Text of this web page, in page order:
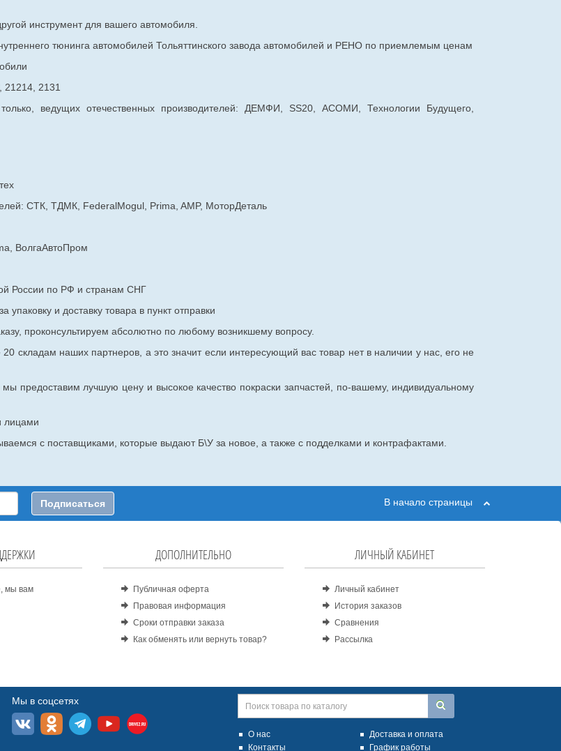
инструмент для вашего автомобиля.
тюнинга автомобилей Тольяттинского завода автомобилей и РЕНО по приемлемым ценам
21214, 2131
ведущих отечественных производителей: ДЕМФИ, SS20, АСОМИ, Технологии Будущего,
СТК, ТДМК, FederalMogul, Prima, AMP, МоторДеталь
ВолгаАвтоПром
России по РФ и странам СНГ
и доставку товара в пункт отправки
проконсультируем абсолютно по любому возникшему вопросу.
складам наших партнеров, а это значит если интересующий вас товар нет в наличии у нас, его не
предоставим лучшую цену и высокое качество покраски запчастей, по-вашему, индивидуальному
лицами
с поставщиками, которые выдают Б\У за новое, а также с подделками и контрафактами.
Подписаться В начало страницы
мы вам
ДОПОЛНИТЕЛЬНО
Публичная оферта
Правовая информация
Сроки отправки заказа
Как обменять или вернуть товар?
ЛИЧНЫЙ КАБИНЕТ
Личный кабинет
История заказов
Сравнения
Рассылка
Мы в соцсетях
О нас
Доставка и оплата
Контакты
График работы